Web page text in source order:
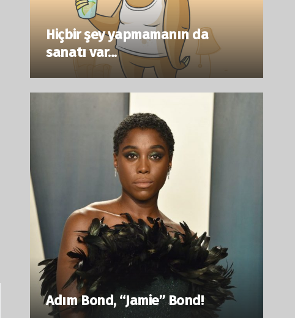
Hiçbir şey yapmamanın da
sanatı var…
Adım Bond, “Jamie” Bond!